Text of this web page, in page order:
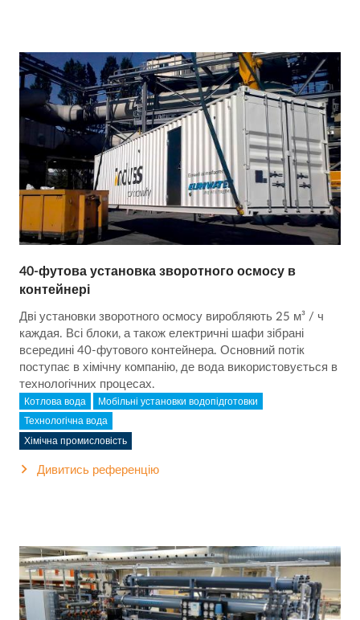
40-футова установка зворотного осмосу в
контейнері
Дві установки зворотного осмосу виробляють 25 м³ / ч
каждая. Всі блоки, а також електричні шафи зібрані
всередині 40-футового контейнера. Основний потік
поступає в хімічну компанію, де вода використовується в
технологічних процесах.
Котлова вода Мобільні установки водопідготовки
Технологічна вода
Хімічна промисловість
Дивитись референцію